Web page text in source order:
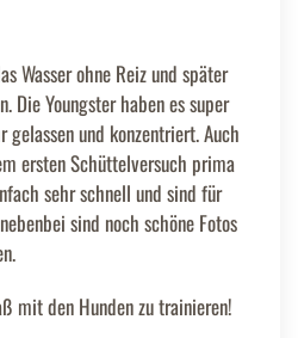
Wasser ohne Reiz und später
Die Youngster haben es super
und konzentriert. Auch
ersten Schüttelversuch prima
sehr schnell und sind für
sind noch schöne Fotos
mit den Hunden zu trainieren!